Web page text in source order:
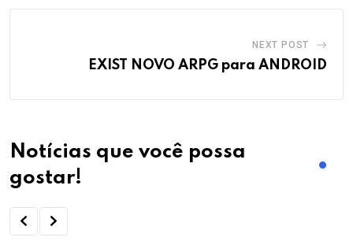
NEXT POST
EXIST NOVO ARPG para ANDROID
Notícias que você possa
gostar!